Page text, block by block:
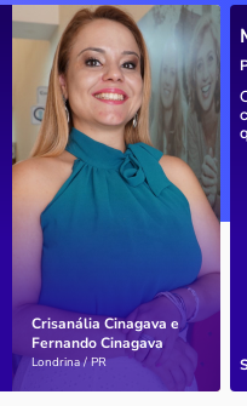
Crisanália Cinagava e
Fernando Cinagava
Londrina / PR